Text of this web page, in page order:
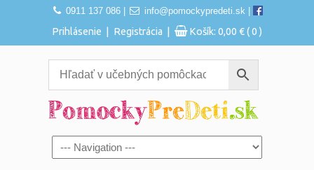
0911 137 086| info@pomockypredeti.sk
Prihlásenie | Registrácia | Košík: 0,00 €( 0 )
Navigation